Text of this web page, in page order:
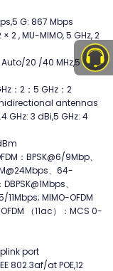
G: 867 Mbps
× 2 , MU-MIMO, 5 GHz, 2
Auto/20 /40 MHz,5 GHz:
：2；5 GHz：2
antennas
GHz: 3 dBi,5 GHz: 4
：BPSK@6/9Mbp、
、64-
、
11Mbps; MIMO-OFDM
（11ac）：MCS 0-
port
802.3af/at POE,12